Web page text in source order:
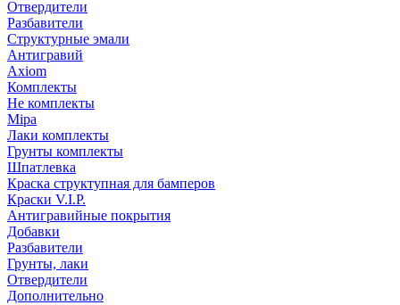
Отвердители
Разбавители
Структурные эмали
Антигравий
Axiom
Комплекты
Не комплекты
Mipa
Лаки комплекты
Грунты комплекты
Шпатлевка
Краска структупная для бамперов
Краски V.I.P.
Антигравийные покрытия
Добавки
Разбавители
Грунты, лаки
Отвердители
Дополнительно